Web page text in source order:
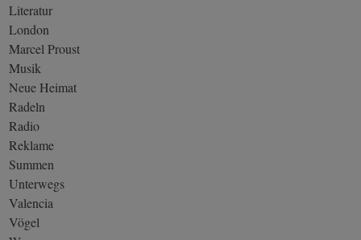
Literatur
London
Marcel Proust
Musik
Neue Heimat
Radeln
Radio
Reklame
Summen
Unterwegs
Valencia
Vögel